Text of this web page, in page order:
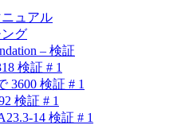
ュアル
グ
– 検証
検証 # 1
3600 検証 # 1
検証 # 1
14 検証 # 1